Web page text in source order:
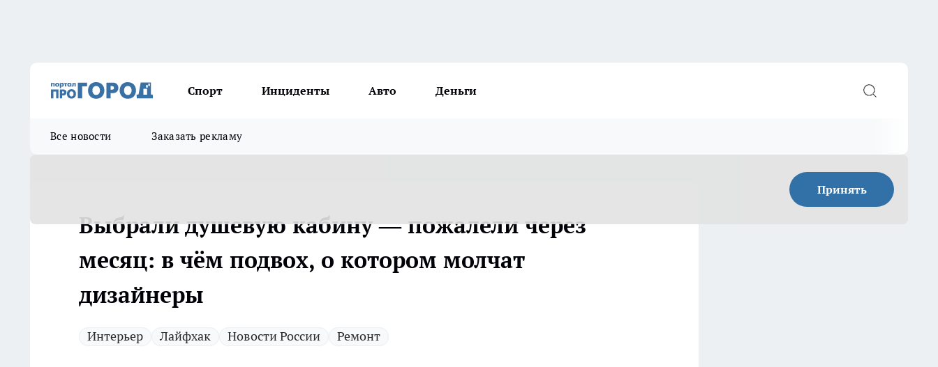
Спорт Инциденты Авто Деньги
Все новости Заказать рекламу
Принять
Выбрали душевую кабину — пожалели через
месяц: в чём подвох, о котором молчат
дизайнеры
Интерьер Лайфхак Новости России Ремонт